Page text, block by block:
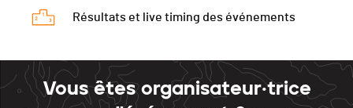
Résultats et live timing des événements
Vous êtes organisateur·trice